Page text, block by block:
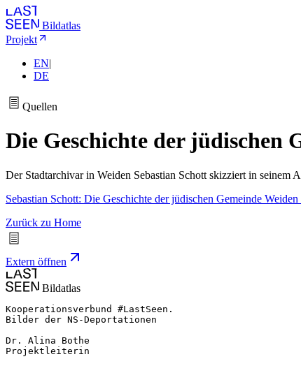
Bildatlas
Projekt
EN|
DE
Quellen
Die Geschichte der jüdischen
Der Stadtarchivar in Weiden Sebastian Schott skizziert in seinem
Sebastian Schott: Die Geschichte der jüdischen Gemeinde
Zurück zu Home
Extern öffnen
Bildatlas
Kooperationsverbund #LastSeen.
Bilder der NS-Deportationen
Dr. Alina Bothe
Projektleiterin